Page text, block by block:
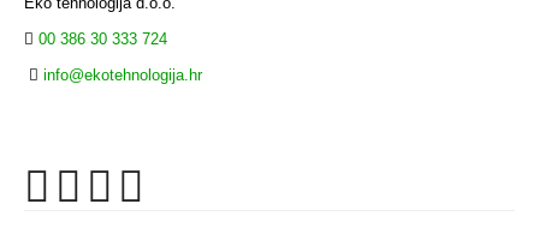
00 386 30 333 724
info@ekotehnologija.hr